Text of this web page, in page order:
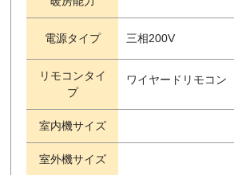
電源タイプ 三相200V
リモコンタイ
プ
ワイヤードリモコン
室内機サイズ
室外機サイズ